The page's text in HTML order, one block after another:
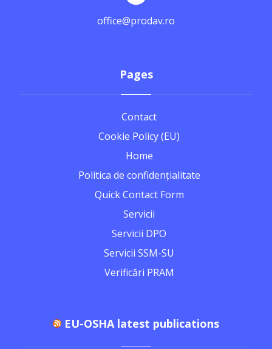
office@prodav.ro
Pages
Contact
Cookie Policy (EU)
Home
Politica de confidențialitate
Quick Contact Form
Servicii
Servicii DPO
Servicii SSM-SU
Verificări PRAM
EU-OSHA latest publications